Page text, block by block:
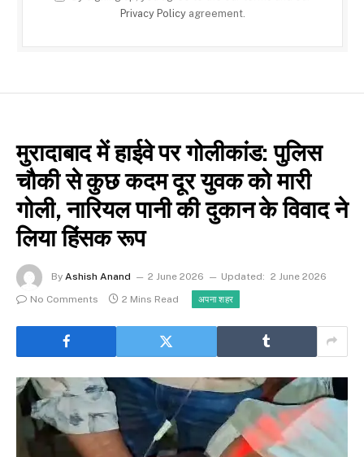
Privacy Policyagreement.
मुरादाबाद में हाईवे पर गोलीकांड: पुलिस
चौकी से कुछ कदम दूर युवक को मारी
गोली, नारियल पानी की दुकान के विवाद ने
लिया हिंसक रूप
By Ashish Anand 2 June 2026 Updated: 2 June 2026
No Comments
2 Mins Read अपना शहर